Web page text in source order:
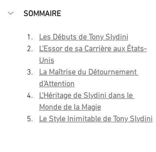
SOMMAIRE
Les Débuts de Tony Slydini
L’Essor de sa Carrière aux États-
Unis
La Maîtrise du Détournement
d’Attention
L’Héritage de Slydini dans le
Monde de la Magie
Le Style Inimitable de Tony Slydini